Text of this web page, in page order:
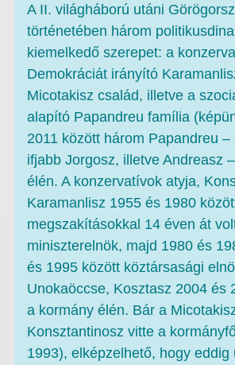
A II. világháború utáni
történetében három
kiemelkedő szerepet: a
Demokráciát irányító
Micotakisz család, illetve a
alapító Papandreu família
2011 között három Papandreu
ifjabb Jorgosz, illetve Andreasz
élén. A konzervatívok atyja,
Karamanlisz 1955 és 1980
megszakításokkal 14 éven át
miniszterelnök, majd 1980 és
és 1995 között köztársasági
Unokaöccse, Kosztasz 2004 és
a kormány élén. Bár a
Konsztantinosz vitte a
1993), elképzelhető, hogy eddig